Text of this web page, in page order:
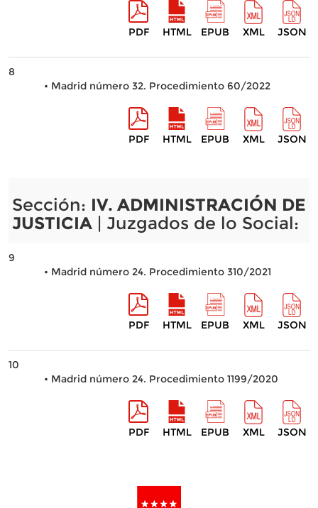
PDF HTML EPUB XML JSON
8
• Madrid número 32. Procedimiento 60/2022
PDF HTML EPUB XML JSON
Sección: IV. ADMINISTRACIÓN DE
JUSTICIA| Juzgados de lo Social:
9
• Madrid número 24. Procedimiento 310/2021
PDF HTML EPUB XML JSON
10
• Madrid número 24. Procedimiento 1199/2020
PDF HTML EPUB XML JSON